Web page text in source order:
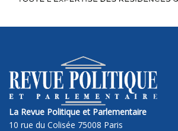
La Revue Politique et Parlementaire
10 rue du Colisée 75008 Paris